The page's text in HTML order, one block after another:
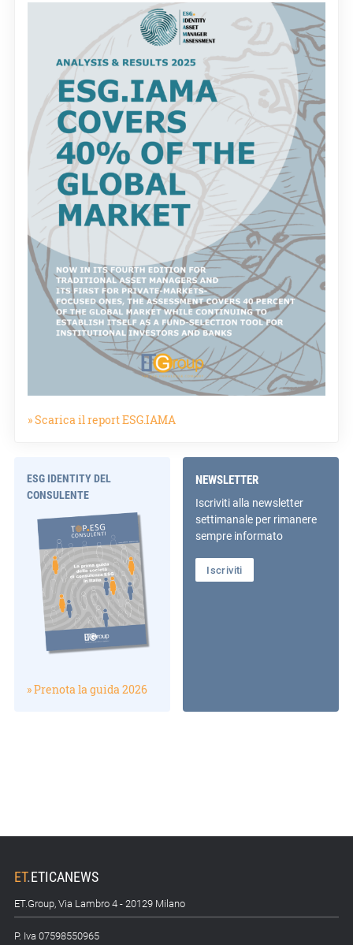
» Scarica il report ESG.IAMA
ESG IDENTITY DEL
CONSULENTE
» Prenota la guida 2026
NEWSLETTER
Iscriviti alla newsletter
settimanale per rimanere
sempre informato
Iscriviti
ET.ETICANEWS
ET.Group, Via Lambro 4 - 20129 Milano
P. Iva 07598550965